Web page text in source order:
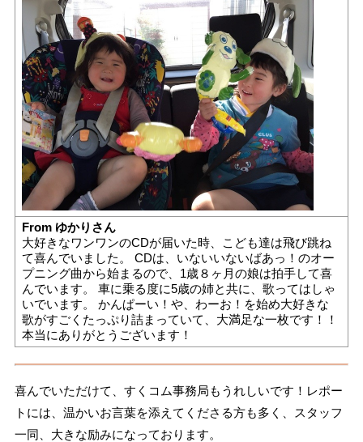
From ゆかりさん
大好きなワンワンのCDが届いた時、こども達は飛び跳ね
て喜んでいました。 CDは、いないいないばあっ！のオー
プニング曲から始まるので、1歳８ヶ月の娘は拍手して喜
んでいます。 車に乗る度に5歳の姉と共に、歌ってはしゃ
いでいます。 かんぱーい！や、わーお！を始め大好きな
歌がすごくたっぷり詰まっていて、大満足な一枚です！！
本当にありがとうございます！
喜んでいただけて、すくコム事務局もうれしいです！レポー
トには、温かいお言葉を添えてくださる方も多く、スタッフ
一同、大きな励みになっております。